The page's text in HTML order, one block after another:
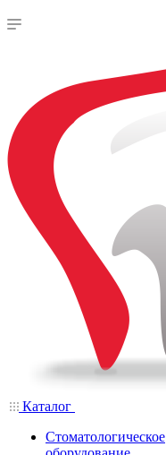
Каталог
Стоматологическое